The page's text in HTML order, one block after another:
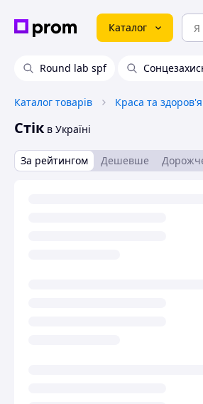
Каталог
Round lab spf
Каталог товарів Краса та здоров'я
Стік в Україні
За рейтингом Дешевше